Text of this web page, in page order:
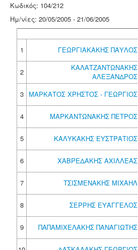
Κωδικός: 104/212
Ημ/νίες: 20/05/2005 - 21/06/2005
1
ΓΕΩΡΓΙΑΚΑΚΗΣ ΠΑΥΛΟΣ
2
ΚΑΛΑΤΖΑΝΤΩΝΑΚΗΣ
ΑΛΕΞΑΝΔΡΟΣ
3 ΜΑΡΚΑΤΟΣ ΧΡΗΣΤΟΣ - ΓΕΩΡΓΙΟΣ
4 ΜΑΡΚΑΝΤΩΝΑΚΗΣ ΠΕΤΡΟΣ
5
ΚΑΛΥΚΑΚΗΣ ΕΥΣΤΡΑΤΙΟΣ
6
ΧΑΒΡΕΔΑΚΗΣ ΑΧΙΛΛΕΑΣ
7
ΤΣΙΣΜΕΝΑΚΗΣ ΜΙΧΑΗΛ
8 ΣΕΡΡΗΣ ΕΥΑΓΓΕΛΟΣ
9 ΠΑΠΑΜΙΧΕΛΑΚΗΣ ΠΑΝΑΓΙΩΤΗΣ